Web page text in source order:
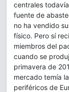
centrales
fuente de
no ha vendido
físico. Pero sí
miembros del
cuando se
primavera de
mercado temía
periféricos de